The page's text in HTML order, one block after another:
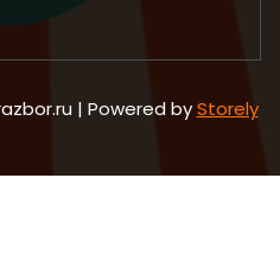
| Powered byStorely